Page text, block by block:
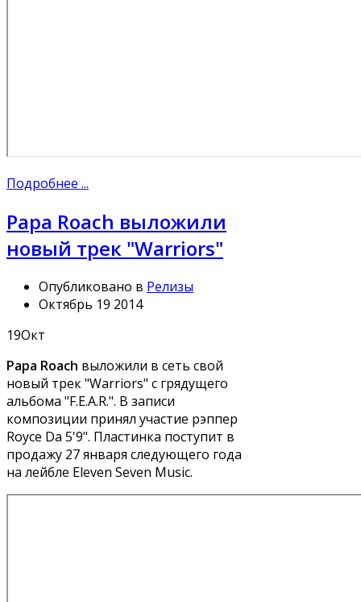
Подробнее ...
Papa Roach выложили
новый трек "Warriors"
Опубликовано в Релизы
Октябрь 19 2014
19Окт
Papa Roach выложили в сеть свой
новый трек "Warriors" с грядущего
альбома "F.E.A.R.". В записи
композиции принял участие рэппер
Royce Da 5'9". Пластинка поступит в
продажу 27 января следующего года
на лейбле Eleven Seven Music.